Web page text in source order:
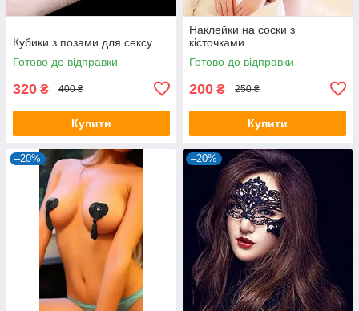
Кубики з позами для сексу
Готово до відправки
320 ₴ 400 ₴
Купити
Наклейки на соски з
кісточками
Готово до відправки
200 ₴ 250 ₴
Купити
–20% –20%